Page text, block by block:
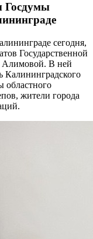
сегодня,
Государственной
В ней
Калининградского
жители города